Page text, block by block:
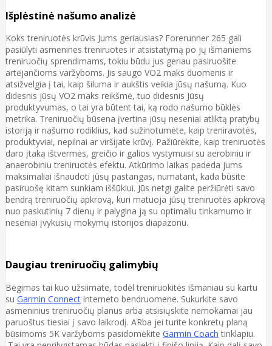
Išplėstinė našumo analizė
Koks treniruotės krūvis Jums geriausias? Forerunner 265 gali
pasiūlyti asmenines treniruotes ir atsistatymą po jų išmaniems
treniruočių sprendimams, tokiu būdu jus geriau pasiruošite
artėjančioms varžyboms. Jis saugo VO2 maks duomenis ir
atsižvelgia į tai, kaip šiluma ir aukštis veikia jūsų našumą. Kuo
didesnis jūsų VO2 maks reikšmė, tuo didesnis Jūsų
produktyvumas, o tai yra būtent tai, ką rodo našumo būklės
metrika. Treniruočių būsena įvertina jūsų neseniai atliktą pratybų
istoriją ir našumo rodiklius, kad sužinotumėte, kaip treniravotės,
produktyviai, nepilnai ar viršijate krūvį. Pažiūrėkite, kaip treniruotės
daro įtaką ištvermės, greičio ir galios vystymuisi su aerobiniu ir
anaerobiniu treniruotės efektu. Atkūrimo laikas padeda jums
maksimaliai išnaudoti jūsų pastangas, numatant, kada būsite
pasiruošę kitam sunkiam iššūkiui. Jūs netgi galite peržiūrėti savo
bendrą treniruočių apkrovą, kuri matuoja jūsų treniruotės apkrovą
nuo paskutinių 7 dienų ir palygina ją su optimaliu tinkamumo ir
neseniai įvykusių mokymų istorijos diapazonu.
Daugiau treniruočių galimybių
Bėgimas tai kuo užsiimate, todėl treniruokitės išmaniau su kartu
su Garmin Connect interneto bendruomene. Sukurkite savo
asmeninius treniruočių planus arba atsisiųskite nemokamai jau
paruoštus tiesiai į savo laikrodį. ARba jei turite konkretų planą
būsimoms 5K varžyboms pasidomėkite Garmin Coach tinklapiu.